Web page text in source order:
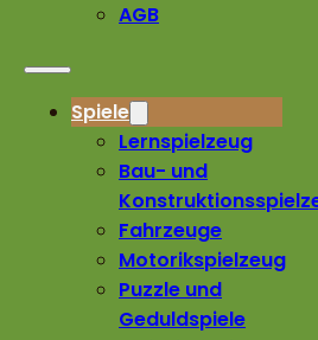
AGB
Spiele
Lernspielzeug
Bau- und
Fahrzeuge
Motorikspielzeug
Puzzle und
Geduldspiele